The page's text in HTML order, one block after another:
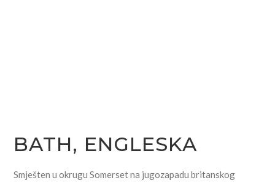
BATH, ENGLESKA
Smješten u okrugu Somerset na jugozapadu britanskog